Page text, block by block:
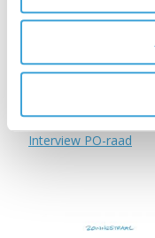
Hot news
Bekijk hier het
Octantschool
Interview PO-raad